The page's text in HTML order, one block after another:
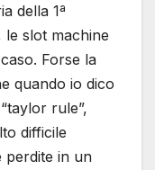
della 1ª
le slot machine
Forse la
quando io dico
rule”,
difficile
perdite in un